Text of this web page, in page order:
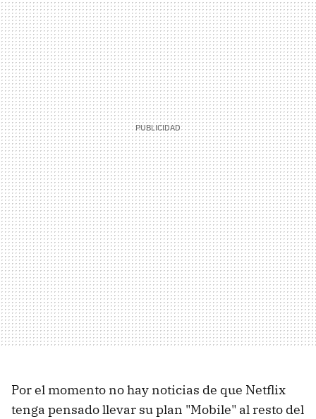
Por el momento no hay noticias de que Netflix
tenga pensado llevar su plan "Mobile" al resto del